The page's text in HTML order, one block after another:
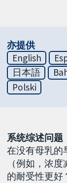
亦提供
English
日本語
Polski
系统综述问题
在没有母乳的
（例如，浓
的耐受性更好